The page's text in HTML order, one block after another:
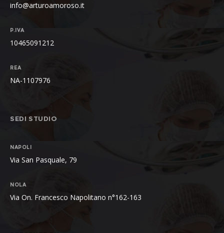
info@arturoamoroso.it
P.IVA
10465091212
REA
NA-1107976
SEDI STUDIO
NAPOLI
Via San Pasquale, 79
NOLA
Via On. Francesco Napolitano n°162-163